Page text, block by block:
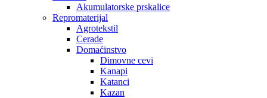
Akumulatorske prskalice
Repromaterijal
Agrotekstil
Cerade
Domaćinstvo
Dimovne cevi
Kanapi
Katanci
Kazan